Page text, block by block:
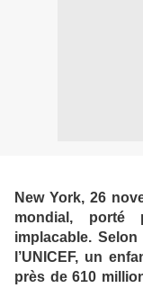
New York, 26
mondial, porté
implacable.
l’UNICEF, un
près de 610